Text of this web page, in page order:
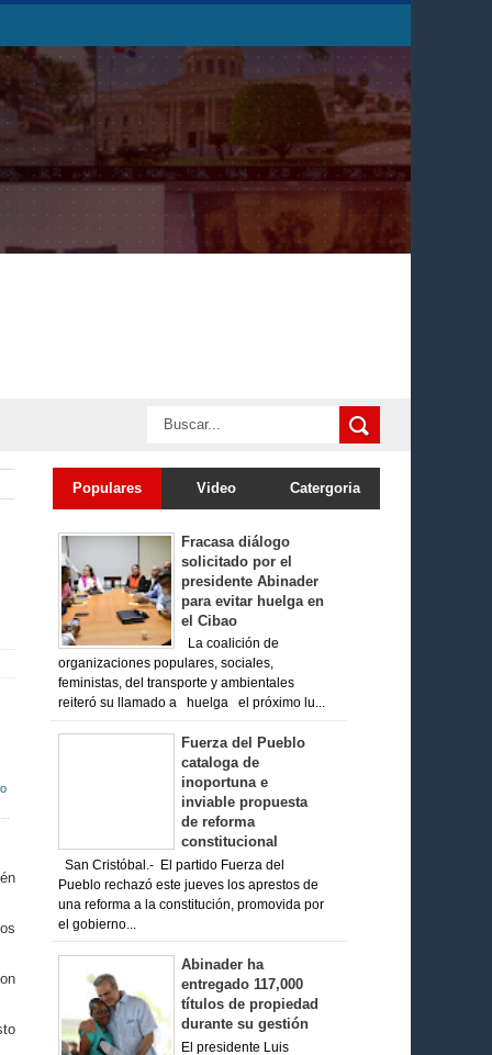
Populares Video Catergoria
Fracasa diálogo
solicitado por el
presidente Abinader
para evitar huelga en
el Cibao
La coalición de
organizaciones populares, sociales,
feministas, del transporte y ambientales
reiteró su llamado a huelga el próximo lu...
Fuerza del Pueblo
cataloga de
inoportuna e
inviable propuesta
de reforma
constitucional
San Cristóbal.- El partido Fuerza del
Pueblo rechazó este jueves los aprestos de
una reforma a la constitución, promovida por
el gobierno...
Abinader ha
entregado 117,000
títulos de propiedad
durante su gestión
El presidente Luis